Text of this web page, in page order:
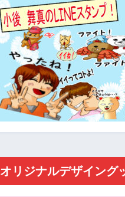
オリジナルデザイング